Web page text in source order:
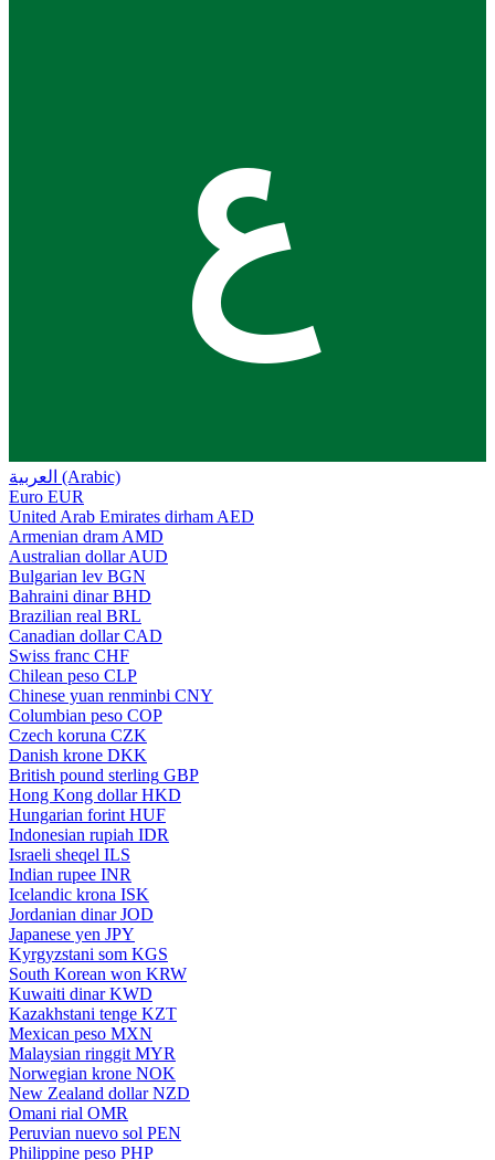
ع
العربية (Arabic)
Euro EUR
United Arab Emirates dirham AED
Armenian dram AMD
Australian dollar AUD
Bulgarian lev BGN
Bahraini dinar BHD
Brazilian real BRL
Canadian dollar CAD
Swiss franc CHF
Chilean peso CLP
Chinese yuan renminbi CNY
Columbian peso COP
Czech koruna CZK
Danish krone DKK
British pound sterling GBP
Hong Kong dollar HKD
Hungarian forint HUF
Indonesian rupiah IDR
Israeli sheqel ILS
Indian rupee INR
Icelandic krona ISK
Jordanian dinar JOD
Japanese yen JPY
Kyrgyzstani som KGS
South Korean won KRW
Kuwaiti dinar KWD
Kazakhstani tenge KZT
Mexican peso MXN
Malaysian ringgit MYR
Norwegian krone NOK
New Zealand dollar NZD
Omani rial OMR
Peruvian nuevo sol PEN
Philippine peso PHP